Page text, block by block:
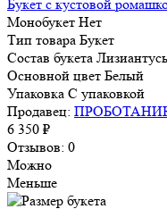
Букет с кустовой
Монобукет Нет
Тип товара Букет
Состав букета
Основной цвет Белый
Упаковка С упаковкой
Продавец:
6 350 ₽
Отзывов: 0
Можно
Меньше